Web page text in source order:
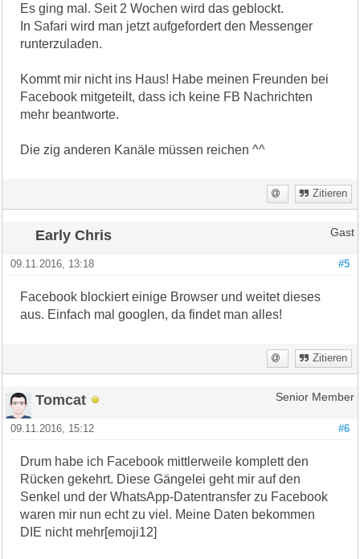
Es ging mal. Seit 2 Wochen wird das geblockt.
In Safari wird man jetzt aufgefordert den Messenger
runterzuladen.
Kommt mir nicht ins Haus! Habe meinen Freunden bei
Facebook mitgeteilt, dass ich keine FB Nachrichten
mehr beantworte.
Die zig anderen Kanäle müssen reichen ^^
Zitieren
Early Chris Gast
#5
09.11.2016, 13:18
Facebook blockiert einige Browser und weitet dieses
aus. Einfach mal googlen, da findet man alles!
Zitieren
Tomcat Senior Member
#6
09.11.2016, 15:12
Drum habe ich Facebook mittlerweile komplett den
Rücken gekehrt. Diese Gängelei geht mir auf den
Senkel und der WhatsApp-Datentransfer zu Facebook
waren mir nun echt zu viel. Meine Daten bekommen
DIE nicht mehr[emoji12]